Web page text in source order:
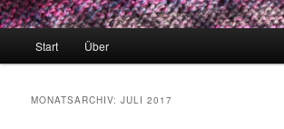
Start Über
MONATSARCHIV:JULI 2017